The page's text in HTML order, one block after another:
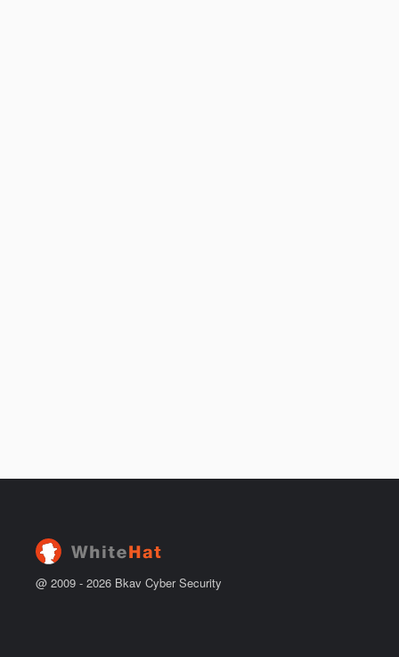
@ 2009 - 2026 Bkav Cyber Security